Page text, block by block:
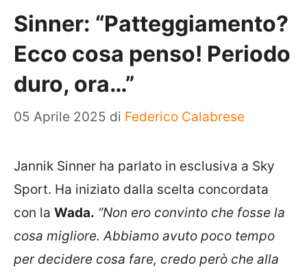
Sinner: “Patteggiamento?
Ecco cosa penso! Periodo
duro, ora…”
05 Aprile 2025 di Federico Calabrese
Jannik Sinner ha parlato in esclusiva a Sky
Sport. Ha iniziato dalla scelta concordata
con la Wada. “Non ero convinto che fosse la
cosa migliore. Abbiamo avuto poco tempo
per decidere cosa fare, credo però che alla